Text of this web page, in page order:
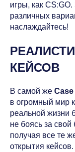
игры, как
различных
наслаждайтесь!
КЕЙСОВ
В самой же
в огромный мир
реальной жизни
не боясь за свой
получая все те
открытия